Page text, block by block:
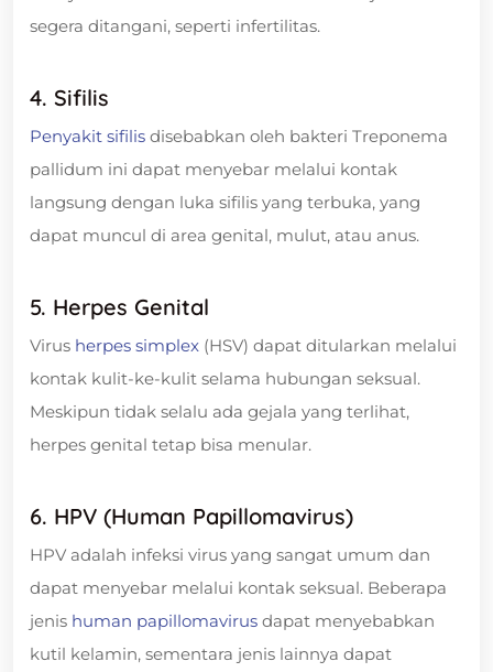
segera ditangani, seperti infertilitas.
4. Sifilis
Penyakit sifilis disebabkan oleh bakteri Treponema
pallidum ini dapat menyebar melalui kontak
langsung dengan luka sifilis yang terbuka, yang
dapat muncul di area genital, mulut, atau anus.
5. Herpes Genital
Virus herpes simplex (HSV) dapat ditularkan melalui
kontak kulit-ke-kulit selama hubungan seksual.
Meskipun tidak selalu ada gejala yang terlihat,
herpes genital tetap bisa menular.
6. HPV (Human Papillomavirus)
HPV adalah infeksi virus yang sangat umum dan
dapat menyebar melalui kontak seksual. Beberapa
jenis human papillomavirus dapat menyebabkan
kutil kelamin, sementara jenis lainnya dapat